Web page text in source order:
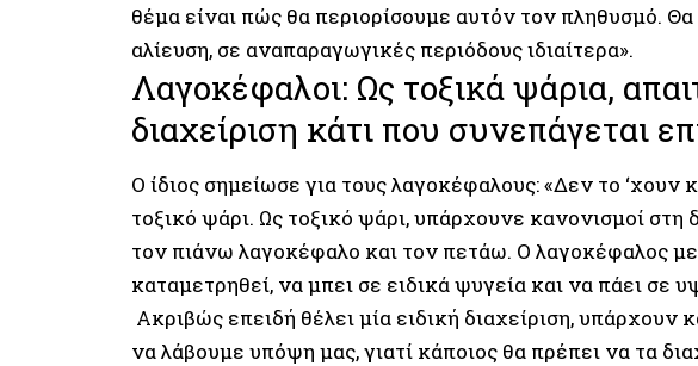
θέμα είναι πώς θα περιορίσουμε αυτόν τον πληθυσμό.
αλίευση, σε αναπαραγωγικές περιόδους ιδιαίτερα».
Λαγοκέφαλοι: Ως τοξικά ψάρια,
διαχείριση κάτι που συνεπάγεται
Ο ίδιος σημείωσε για τους λαγοκέφαλους: «Δεν το ‘χουν
τοξικό ψάρι. Ως τοξικό ψάρι, υπάρχουνε κανονισμοί στη
τον πιάνω λαγοκέφαλο και τον πετάω. Ο λαγοκέφαλος
καταμετρηθεί, να μπει σε ειδικά ψυγεία και να πάει σε
Ακριβώς επειδή θέλει μία ειδική διαχείριση, υπάρχουν
να λάβουμε υπόψη μας, γιατί κάποιος θα πρέπει να τα